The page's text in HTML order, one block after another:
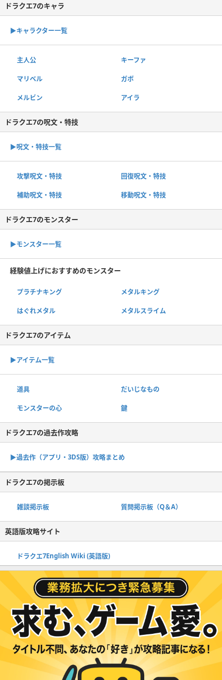
ドラクエ7のキャラ
▶︎キャラクター一覧
主人公 キーファ
マリベル ガボ
メルビン アイラ
ドラクエ7の呪文・特技
▶︎呪文・特技一覧
攻撃呪文・特技 回復呪文・特技
補助呪文・特技 移動呪文・特技
ドラクエ7のモンスター
▶︎モンスター一覧
経験値上げにおすすめのモンスター
プラチナキング メタルキング
はぐれメタル メタルスライム
ドラクエ7のアイテム
▶︎アイテム一覧
道具 だいじなもの
モンスターの心 鍵
ドラクエ7の過去作攻略
▶︎過去作（アプリ・3DS版）攻略まとめ
ドラクエ7の掲示板
雑談掲示板 質問掲示板（Q＆A）
英語版攻略サイト
ドラクエ7English Wiki (英語版)